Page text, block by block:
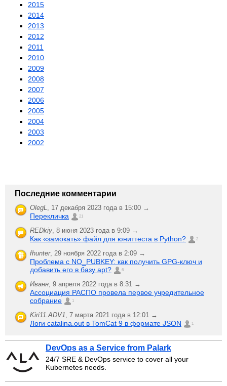
2015
2014
2013
2012
2011
2010
2009
2008
2007
2006
2005
2004
2003
2002
Последние комментарии
OlegL, 17 декабря 2023 года в 15:00 →
Перекличка 21
REDkiy, 8 июня 2023 года в 9:09 →
Как «замокать» файл для юниттеста в Python? 2
fhunter, 29 ноября 2022 года в 2:09 →
Проблема с NO_PUBKEY: как получить GPG-ключ и
добавить его в базу apt?
6
Иванн, 9 апреля 2022 года в 8:31 →
Ассоциация РАСПО провела первое учредительное
собрание
1
Kiri11.ADV1, 7 марта 2021 года в 12:01 →
Логи catalina.out в TomCat 9 в формате JSON 1
DevOps as a Service from Palark
24/7 SRE & DevOps service to cover all your
Kubernetes needs.